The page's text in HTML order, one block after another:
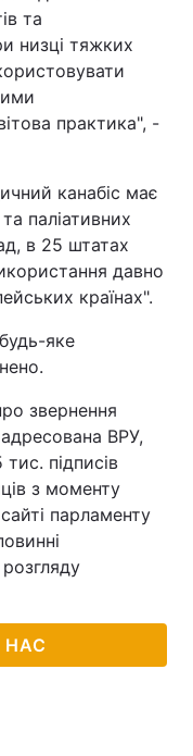
та
низці тяжких
практика", -
канабіс має
паліативних
в 25 штатах
давно
країнах".
яке
звернення
ВРУ,
підписів
з моменту
парламенту
НАС